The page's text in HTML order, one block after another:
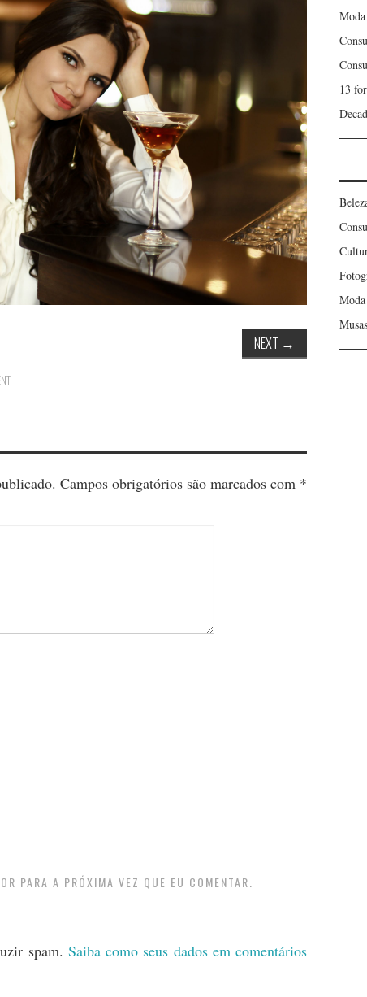
NEXT →
.
Campos obrigatórios são marcados com *
PARA A PRÓXIMA VEZ QUE EU COMENTAR.
spam. Saiba como seus dados em comentários
13
Moda
Musas